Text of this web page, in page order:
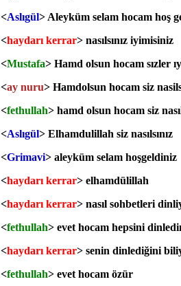
<Aslıgül> Aleyküm selam hocam hoş
<haydarı kerrar> nasılsınız iyimisiniz
<Mustafa> Hamd olsun hocam sızler
<ay nuru> Hamdolsun hocam siz
<fethullah> hamd olsun hocam siz
<Aslıgül> Elhamdulillah siz nasılsınız
<Grimavi> aleyküm selam hoşgeldiniz
<haydarı kerrar> elhamdülillah
<haydarı kerrar> nasıl sohbetleri
<fethullah> evet hocam hepsini
<haydarı kerrar> senin dinlediğini
<fethullah> evet hocam özür